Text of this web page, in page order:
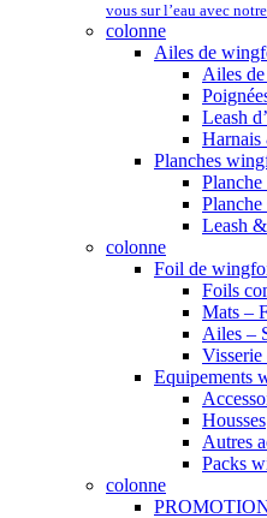
vous sur l’eau avec
colonne
Ailes de
Ailes
Leash
Harnais
Planches
Leash
colonne
Foil de
Foils
Mats –
Ailes –
Visserie
Equipements
Housses
Autres
Packs
colonne